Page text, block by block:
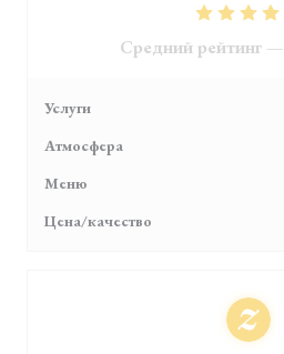
Средний рейтинг —
Услуги
Атмосфера
Меню
Цена/качество